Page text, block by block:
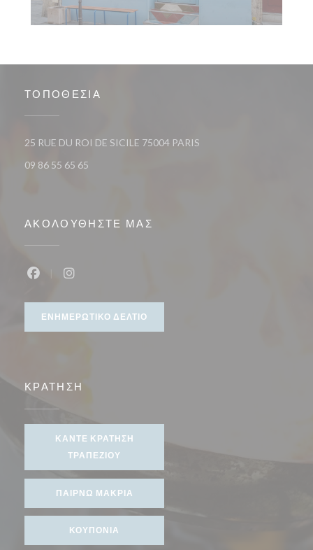
ΤΟΠΟΘΕΣΊΑ
25 RUE DU ROI DE SICILE 75004 PARIS
09 86 55 65 65
ΑΚΟΛΟΥΘΉΣΤΕ ΜΑΣ
ΕΝΗΜΕΡΩΤΙΚΌ ΔΕΛΤΊΟ
ΚΡΆΤΗΣΗ
ΚΆΝΤΕ ΚΡΆΤΗΣΗ
ΤΡΑΠΕΖΙΟΎ
ΠΑΊΡΝΩ ΜΑΚΡΙΆ
ΚΟΥΠΌΝΙΑ